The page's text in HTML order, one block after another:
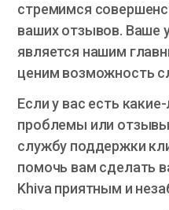
стремимся
ваших отзывов. Ваше
является нашим
ценим возможность
Если у вас есть
проблемы или
службу поддержки
помочь вам сделать
Khiva приятным и